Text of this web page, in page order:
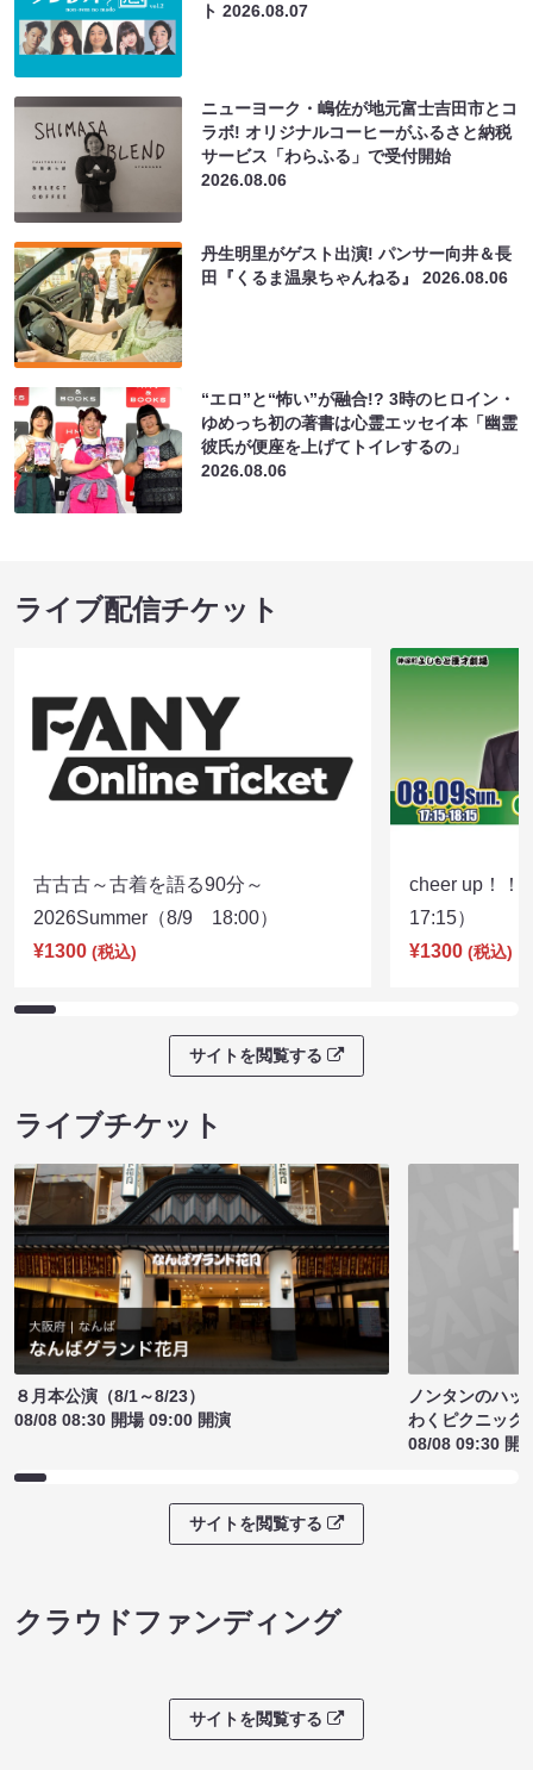
ト2026.08.07
ニューヨーク・嶋佐が地元富士吉田市とコ
ラボ! オリジナルコーヒーがふるさと納税
サービス「わらふる」で受付開始
2026.08.06
丹生明里がゲスト出演! パンサー向井＆長
田『くるま温泉ちゃんねる』2026.08.06
“エロ”と“怖い”が融合!? 3時のヒロイン・
ゆめっち初の著書は心霊エッセイ本「幽霊
彼氏が便座を上げてトイレするの」
2026.08.06
ライブ配信チケット
古古古～古着を語る90分～
2026Summer（8/9 18:00）
¥1300 (税込)
cheer up！
17:15）
¥1300 (税込)
サイトを閲覧する
ライブチケット
８月本公演（8/1～8/23）
08/08 08:30 開場 09:00 開演
ノンタンのハッ
わくピクニック
08/08 09:30 開
サイトを閲覧する
クラウドファンディング
サイトを閲覧する